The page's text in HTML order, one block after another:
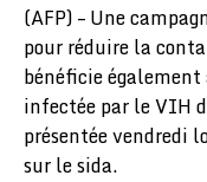
(AFP) – Une
pour réduire la
bénéficie
infectée par le VIH
présentée vendredi
sur le sida.